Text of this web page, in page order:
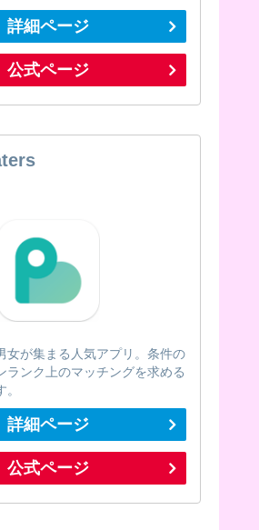
詳細ページ
公式ページ
女が集まる人気アプリ。条件の
ランク上のマッチングを求める
詳細ページ
公式ページ